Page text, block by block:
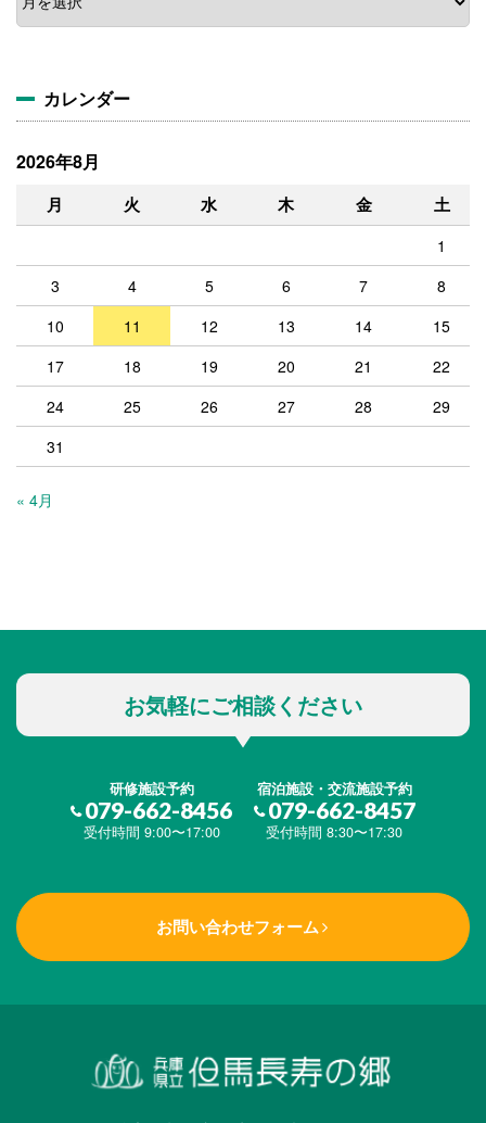
カレンダー
2026年8月
月 火 水 木 金 土
1
3
4 5 6 7
8
10
11 12 13 14
15
17
18 19 20 21
22
24
25 26 27 28
29
31
« 4月
お気軽にご相談ください
研修施設予約
079-662-8456
受付時間 9:00〜17:00
宿泊施設・交流施設予約
079-662-8457
受付時間 8:30〜17:30
お問い合わせフォーム